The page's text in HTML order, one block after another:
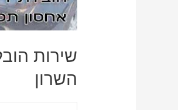
שירות
השרון